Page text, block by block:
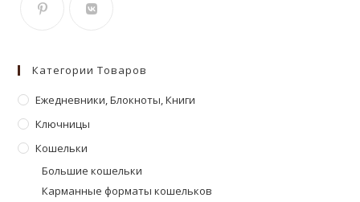
новой
вкладке
новой
вкладке
Категории Товаров
Ежедневники, Блокноты, Книги
Ключницы
Кошельки
Большие кошельки
Карманные форматы кошельков